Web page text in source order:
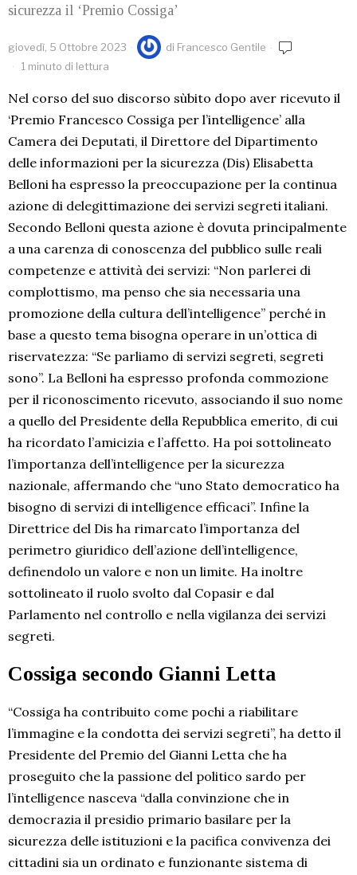
sicurezza il ‘Premio Cossiga’
giovedì, 5 Ottobre 2023 di Francesco Gentile
1 minuto di lettura
Nel corso del suo discorso sùbito dopo aver ricevuto il
‘Premio Francesco Cossiga per l’intelligence’ alla
Camera dei Deputati, il Direttore del Dipartimento
delle informazioni per la sicurezza (Dis) Elisabetta
Belloni ha espresso la preoccupazione per la continua
azione di delegittimazione dei servizi segreti italiani.
Secondo Belloni questa azione è dovuta principalmente
a una carenza di conoscenza del pubblico sulle reali
competenze e attività dei servizi: “Non parlerei di
complottismo, ma penso che sia necessaria una
promozione della cultura dell’intelligence” perché in
base a questo tema bisogna operare in un’ottica di
riservatezza: “Se parliamo di servizi segreti, segreti
sono”. La Belloni ha espresso profonda commozione
per il riconoscimento ricevuto, associando il suo nome
a quello del Presidente della Repubblica emerito, di cui
ha ricordato l’amicizia e l’affetto. Ha poi sottolineato
l’importanza dell’intelligence per la sicurezza
nazionale, affermando che “uno Stato democratico ha
bisogno di servizi di intelligence efficaci”. Infine la
Direttrice del Dis ha rimarcato l’importanza del
perimetro giuridico dell’azione dell’intelligence,
definendolo un valore e non un limite. Ha inoltre
sottolineato il ruolo svolto dal Copasir e dal
Parlamento nel controllo e nella vigilanza dei servizi
segreti.
Cossiga secondo Gianni Letta
“Cossiga ha contribuito come pochi a riabilitare
l’immagine e la condotta dei servizi segreti”, ha detto il
Presidente del Premio del Gianni Letta che ha
proseguito che la passione del politico sardo per
l’intelligence nasceva “dalla convinzione che in
democrazia il presidio primario basilare per la
sicurezza delle istituzioni e la pacifica convivenza dei
cittadini sia un ordinato e funzionante sistema di